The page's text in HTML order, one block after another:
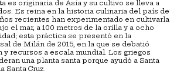
es originaria de Asia y su cultivo se lleva a
Es reina en la historia culinaria del país de
recientes han experimentado en cultivarla
el mar, a 100 metros de la orilla y a ocho
esta práctica se presentó en la
de Milán de 2015, en la que se debatió
y recursos a escala mundial. Los griegos
una planta santa porque ayudó a Santa
Santa Cruz.​